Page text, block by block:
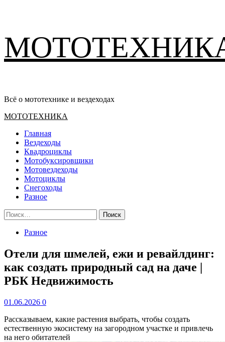
содержимому
Всё о мототехнике и вездеходах
Основное
МОТОТЕХНИКА
Главная
Вездеходы
Квадроциклы
Мотобуксировщики
Мотовездеходы
Мотоциклы
Снегоходы
Разное
Найти:
Разное
Отели для шмелей, ежи и ревайлдинг:
как создать природный сад на даче |
РБК Недвижимость
01.06.2026 0
Рассказываем, какие растения выбрать, чтобы создать
естественную экосистему на загородном участке и привлечь
на него обитателей